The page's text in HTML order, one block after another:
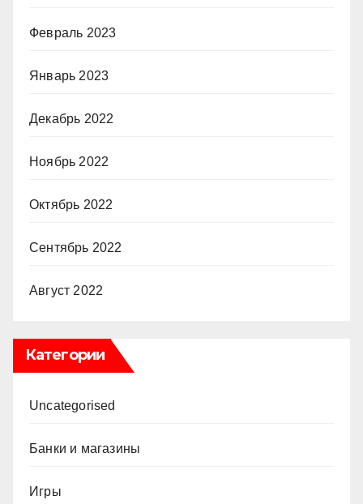
Февраль 2023
Январь 2023
Декабрь 2022
Ноябрь 2022
Октябрь 2022
Сентябрь 2022
Август 2022
Категории
Uncategorised
Банки и магазины
Игры